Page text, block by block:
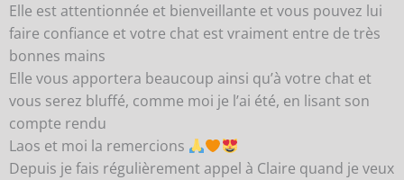
Elle est attentionnée et bienveillante et vous pouvez lui
faire confiance et votre chat est vraiment entre de très
bonnes mains
Elle vous apportera beaucoup ainsi qu’à votre chat et
vous serez bluffé, comme moi je l’ai été, en lisant son
compte rendu
Laos et moi la remercions
Depuis je fais régulièrement appel à Claire quand je veux